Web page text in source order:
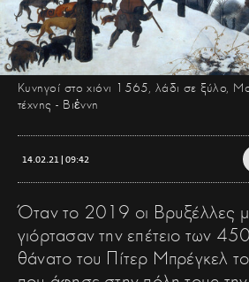
Κυνηγοί στο χιόνι 1565, λάδι σε ξύλο,
τέχνης - Βιἐννη
14.02.21 | 09:42
Όταν το 2019 οι Βρυξέλλες
γιόρτασαν την επέτειο των
θάνατο του Πίτερ Μπρέγκελ